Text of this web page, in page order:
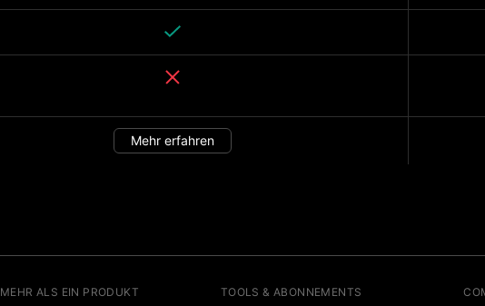
Mehr erfahren
MEHR ALS EIN PRODUKT TOOLS & ABONNEMENTS